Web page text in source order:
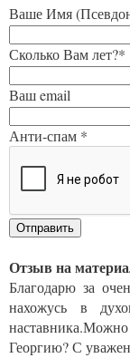
Ваше Имя
Сколько Вам лет?*
Ваш email
Анти-спам *
Отзыв на
Благодарю за
нахожусь в
Георгию? С